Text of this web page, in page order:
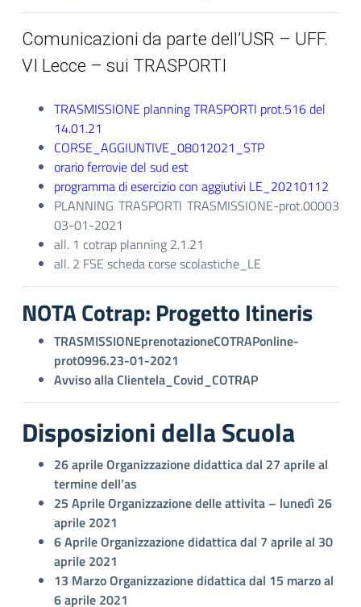
Comunicazioni da parte dell’USR – UFF.
VI Lecce – sui TRASPORTI
TRASMISSIONE planning TRASPORTI prot.516 del
14.01.21
CORSE_AGGIUNTIVE_08012021_STP
orario ferrovie del sud est
programma di esercizio con aggiutivi LE_20210112
PLANNING TRASPORTI TRASMISSIONE-prot.00003
03-01-2021
all. 1 cotrap planning 2.1.21
all. 2 FSE scheda corse scolastiche_LE
NOTA Cotrap: Progetto Itineris
TRASMISSIONEprenotazioneCOTRAPonline-
prot0996.23-01-2021
Avviso alla Clientela_Covid_COTRAP
Disposizioni della Scuola
26 aprileOrganizzazione didattica dal 27 aprile al
termine dell’as
25 AprileOrganizzazione delle attivita – lunedì 26
aprile 2021
6 AprileOrganizzazione didattica dal 7 aprile al 30
aprile 2021
13 MarzoOrganizzazione didattica dal 15 marzo al
6 aprile 2021